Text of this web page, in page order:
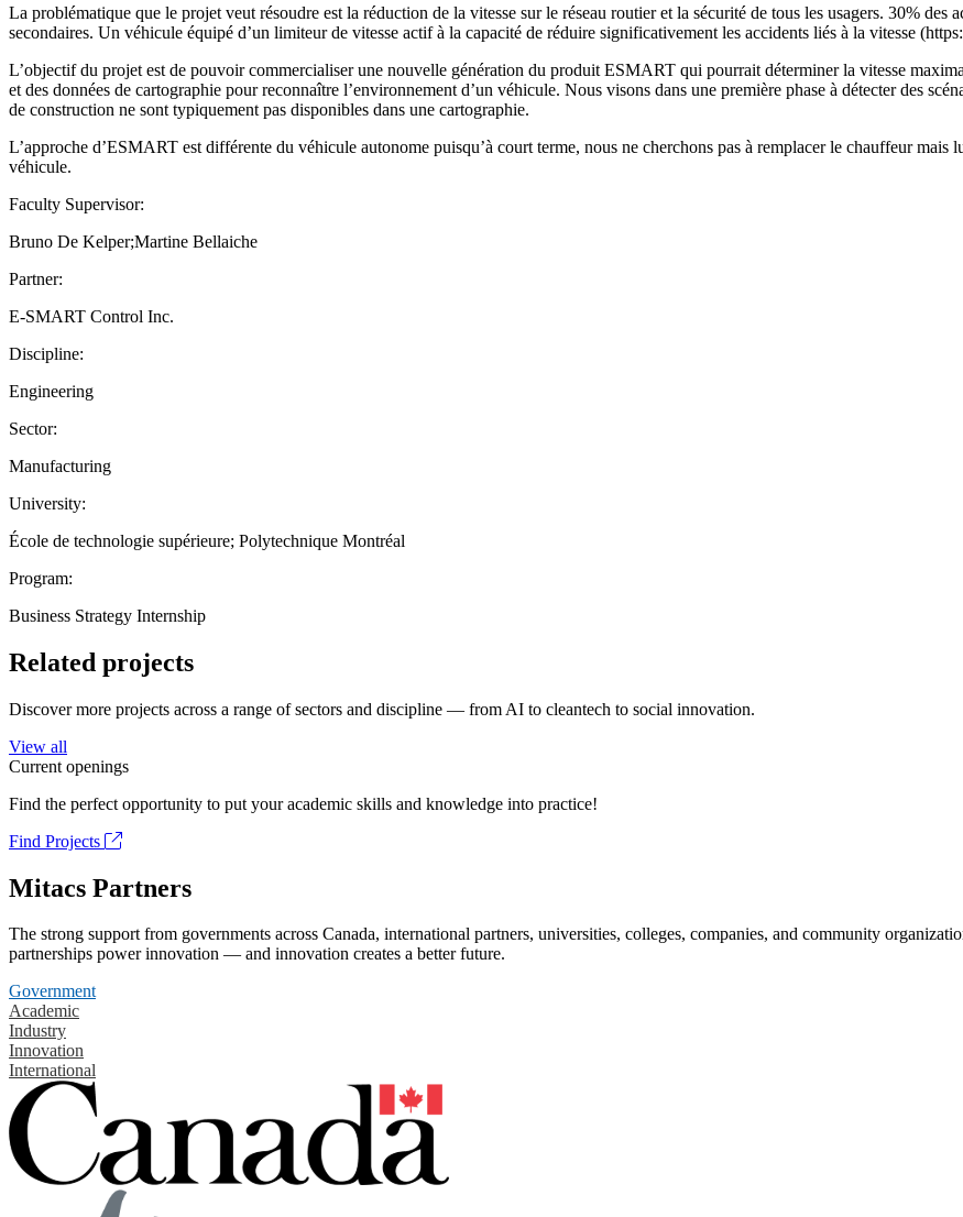
La problématique que le projet veut résoudre est la réduction de la vitesse sur le réseau routier et la sécurité de tous les usagers. 30% des
secondaires. Un véhicule équipé d’un limiteur de vitesse actif à la capacité de réduire significativement les accidents liés à la vitesse
L’objectif du projet est de pouvoir commercialiser une nouvelle génération du produit ESMART qui pourrait déterminer la vitesse
et des données de cartographie pour reconnaître l’environnement d’un véhicule. Nous visons dans une première phase à détecter des
de construction ne sont typiquement pas disponibles dans une cartographie.
L’approche d’ESMART est différente du véhicule autonome puisqu’à court terme, nous ne cherchons pas à remplacer le chauffeur
véhicule.
Faculty Supervisor:
Bruno De Kelper;Martine Bellaiche
Partner:
E-SMART Control Inc.
Discipline:
Engineering
Sector:
Manufacturing
University:
École de technologie supérieure; Polytechnique Montréal
Program:
Business Strategy Internship
Related projects
Discover more projects across a range of sectors and discipline — from AI to cleantech to social innovation.
View all
Current openings
Find the perfect opportunity to put your academic skills and knowledge into practice!
Find Projects
Mitacs Partners
The strong support from governments across Canada, international partners, universities, colleges, companies, and community
partnerships power innovation — and innovation creates a better future.
Government
Academic
Industry
Innovation
International